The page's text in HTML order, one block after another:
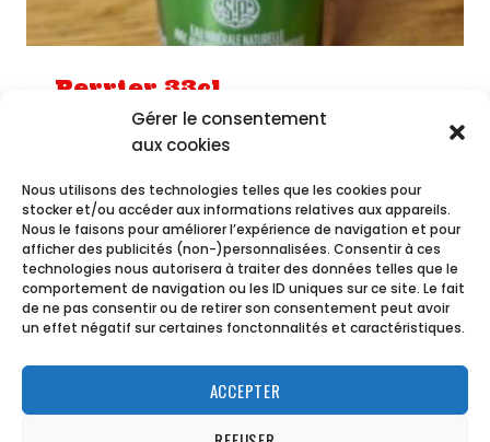
Gérer le consentement
aux cookies
Nous utilisons des technologies telles que les cookies pour
stocker et/ou accéder aux informations relatives aux appareils.
Nous le faisons pour améliorer l’expérience de navigation et pour
afficher des publicités (non-)personnalisées. Consentir à ces
technologies nous autorisera à traiter des données telles que le
comportement de navigation ou les ID uniques sur ce site. Le fait
de ne pas consentir ou de retirer son consentement peut avoir
un effet négatif sur certaines fonctonnalités et caractéristiques.
ACCEPTER
Perrier 33cl
© 2026 Lacazamis - 11 Rue Trenca -
06500 - Menton • Réalisé parAIDIGITAL